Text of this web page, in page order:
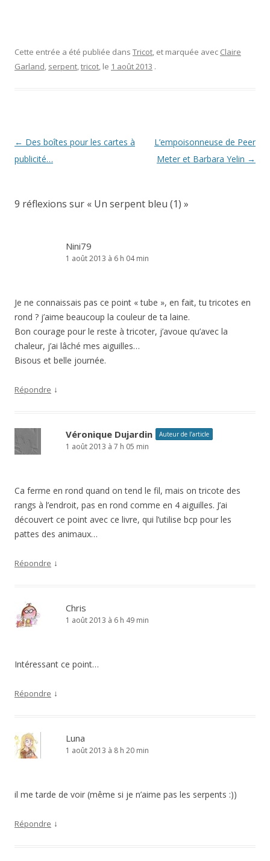
Cette entrée a été publiée dans Tricot, et marquée avec Claire
Garland, serpent,tricot, le 1 août 2013 .
Navigation
des
← Des boîtes pour les cartes à
publicité…
L’empoisonneuse de Peer
Meter et Barbara Yelin →
9 réflexions sur « Un serpent bleu (1) »
Nini79
1 août 2013 à 6 h 04 min
Je ne connaissais pas ce point « tube », en fait, tu tricotes en
rond ? j’aime beaucoup la couleur de ta laine.
Bon courage pour le reste à tricoter, j’avoue qu’avec la
chaleur, j’ai lâché mes aiguilles…
Bisous et belle journée.
Répondre ↓
Véronique Dujardin Auteur de l’article
1 août 2013 à 7 h 05 min
Ca ferme en rond quand on tend le fil, mais on tricote des
rangs à l’endroit, pas en rond comme en 4 aiguilles. J’ai
découvert ce point avec ce livre, qui l’utilise bcp pour les
pattes des animaux…
Répondre ↓
Chris
1 août 2013 à 6 h 49 min
Intéressant ce point…
Répondre ↓
Luna
1 août 2013 à 8 h 20 min
il me tarde de voir (même si je n’aime pas les serpents :))
Répondre ↓